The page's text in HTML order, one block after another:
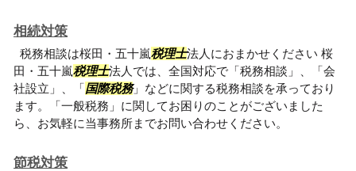
相続対策
税務相談は桜田・五十嵐税理士法人におまかせください 桜
田・五十嵐税理士法人では、全国対応で「税務相談」、「会
社設立」、「国際税務」などに関する税務相談を承っており
ます。「一般税務」に関してお困りのことがございました
ら、お気軽に当事務所までお問い合わせください。
節税対策